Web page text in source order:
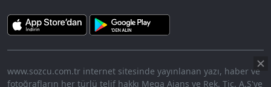
www.sozcu.com.tr internet sitesinde yayınlanan yazı, haber ve
fotoğrafların her türlü telif hakkı Mega Ajans ve Rek. Tic. A.Ş'ye